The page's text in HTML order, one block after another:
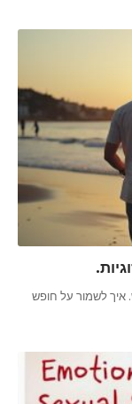
איך לשמור על חופש